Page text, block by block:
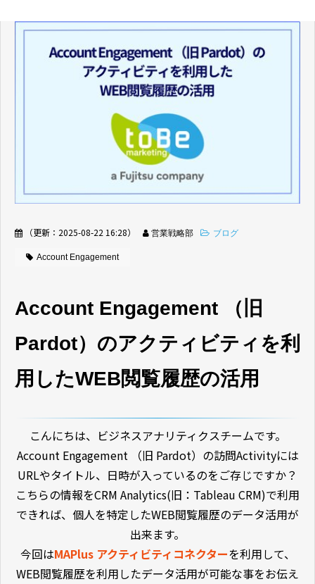
（更新： 2025-08-22 16:28） 営業戦略部 ブログ
Account Engagement
Account Engagement （旧
Pardot）のアクティビティを利
用したWEB閲覧履歴の活用
こんにちは、ビジネスアナリティクスチームです。
Account Engagement （旧 Pardot）の訪問Activityには
URLやタイトル、日時が入っているのをご存じですか？
こちらの情報をCRM Analytics(旧：Tableau CRM)で利用
できれば、個人を特定したWEB閲覧履歴のデータ活用が
出来ます。
今回はMAPlus アクティビティコネクターを利用して、
WEB閲覧履歴を利用したデータ活用が可能な事をお伝え